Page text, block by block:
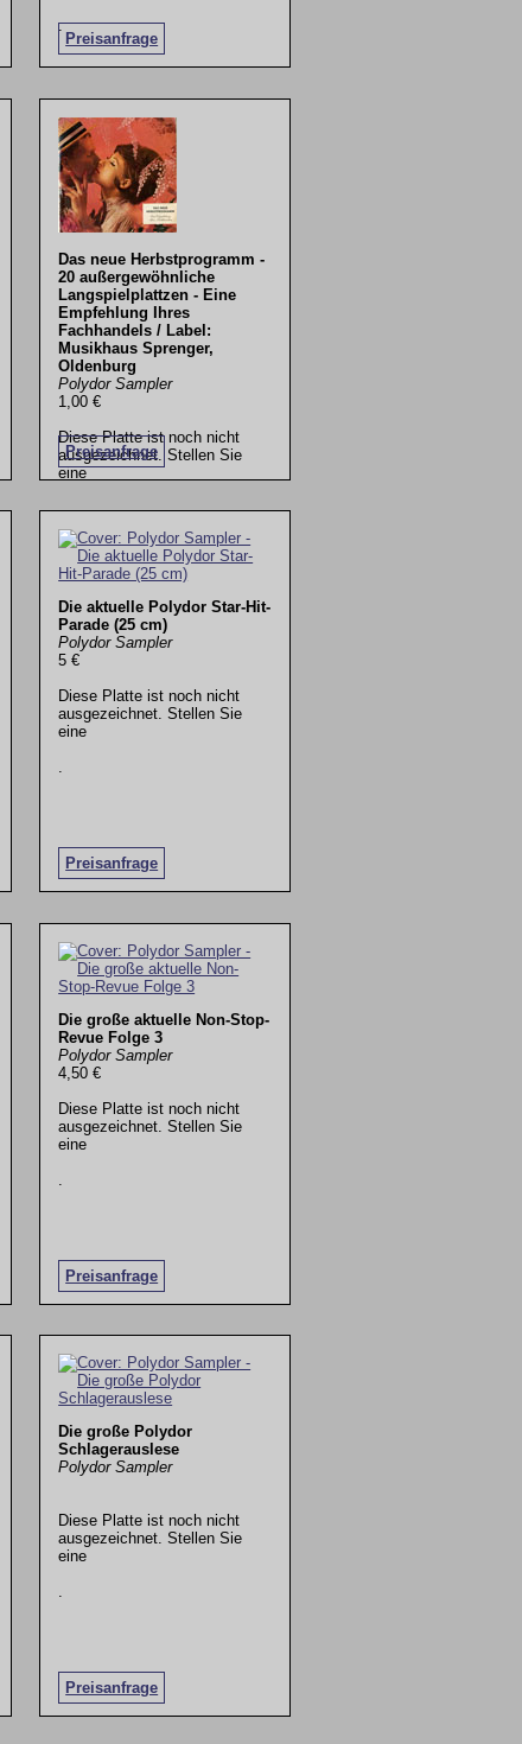
Preisanfrage
.
Das neue Herbstprogramm -
20 außergewöhnliche
Langspielplattzen - Eine
Empfehlung Ihres
Fachhandels / Label:
Musikhaus Sprenger,
Oldenburg
Polydor Sampler
1,00 €
Diese Platte ist noch nicht
ausgezeichnet. Stellen Sie
eine
Preisanfrage
.
Die aktuelle Polydor Star-Hit-
Parade (25 cm)
Polydor Sampler
5 €
Diese Platte ist noch nicht
ausgezeichnet. Stellen Sie
eine
Preisanfrage
Die große aktuelle Non-Stop-
Revue Folge 3
Polydor Sampler
4,50 €
Diese Platte ist noch nicht
ausgezeichnet. Stellen Sie
eine
Preisanfrage
Die große Polydor
Schlagerauslese
Polydor Sampler
Diese Platte ist noch nicht
ausgezeichnet. Stellen Sie
eine
Preisanfrage
.